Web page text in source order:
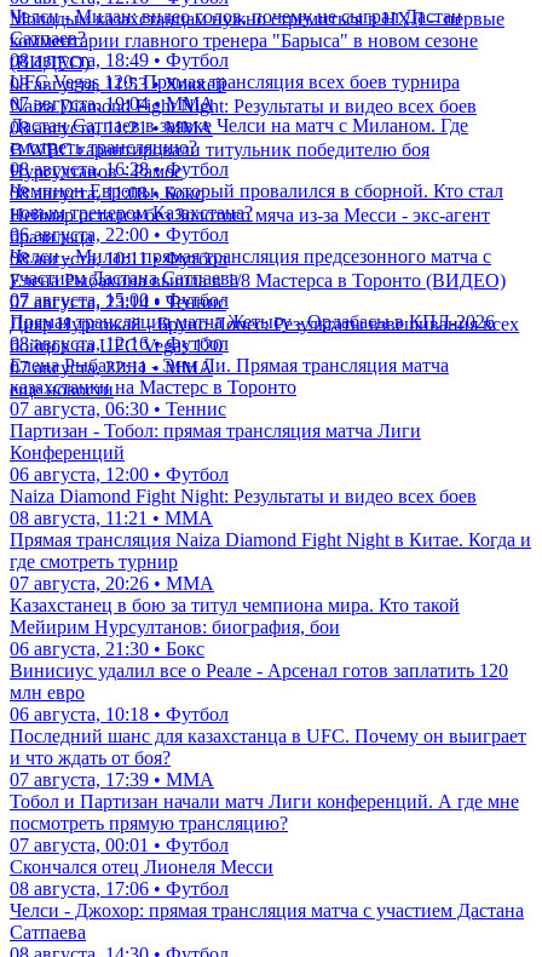
Молодым казахстанцам нужно стремиться в НХЛ – первые
комментарии главного тренера "Барыса" в новом сезоне
(ВИДЕО)
08 августа, 11:53 • Хоккей
Naiza Diamond Fight Night: Результаты и видео всех боев
08 августа, 11:21 • ММА
В WBC гарантировали титульник победителю боя
Нурсултанов - Рамос
08 августа, 11:08 • Бокс
Неймар остался без Золотого мяча из-за Месси - экс-агент
бразильца
08 августа, 10:11 • Футбол
Елена Рыбакина вышла в 1/8 Мастерса в Торонто (ВИДЕО)
07 августа, 23:14 • Теннис
Дияр Нургожай - Бруно Лопес: Результаты взвешивания всех
бойцов на UFC Vegas 120
07 августа, 22:11 • ММА
еще новости
Челси - Милан: видео голов, почему не сыграл Дастан
Сатпаев?
08 августа, 18:49 • Футбол
UFC Vegas 120: Прямая трансляция всех боев турнира
07 августа, 19:04 • ММА
Дастан Сатпаев в заявке Челси на матч с Миланом. Где
смотреть трансляцию?
08 августа, 16:28 • Футбол
Чемпион Европы, который провалился в сборной. Кто стал
новым тренером Казахстана?
06 августа, 22:00 • Футбол
Челси - Милан: прямая трансляция предсезонного матча с
участием Дастана Сатпаева
07 августа, 15:00 • Футбол
Прямая трансляция матча Жетысу - Ордабасы в КПЛ-2026
08 августа, 12:16 • Футбол
Елена Рыбакина - Энн Ли. Прямая трансляция матча
казахстанки на Мастерс в Торонто
07 августа, 06:30 • Теннис
Партизан - Тобол: прямая трансляция матча Лиги
Конференций
06 августа, 12:00 • Футбол
Naiza Diamond Fight Night: Результаты и видео всех боев
08 августа, 11:21 • ММА
Прямая трансляция Naiza Diamond Fight Night в Китае. Когда и
где смотреть турнир
07 августа, 20:26 • ММА
Казахстанец в бою за титул чемпиона мира. Кто такой
Мейирим Нурсултанов: биография, бои
06 августа, 21:30 • Бокс
Винисиус удалил все о Реале - Арсенал готов заплатить 120
млн евро
06 августа, 10:18 • Футбол
Последний шанс для казахстанца в UFC. Почему он выиграет
и что ждать от боя?
07 августа, 17:39 • ММА
Тобол и Партизан начали матч Лиги конференций. А где мне
посмотреть прямую трансляцию?
07 августа, 00:01 • Футбол
Скончался отец Лионеля Месси
08 августа, 17:06 • Футбол
Челси - Джохор: прямая трансляция матча с участием Дастана
Сатпаева